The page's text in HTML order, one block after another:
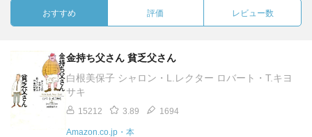
おすすめ 評価 レビュー数
金持ち父さん 貧乏父さん
白根美保子 シャロン・L.レクター ロバート・T.キヨ
サキ
15212 3.89 1694
Amazon.co.jp・本